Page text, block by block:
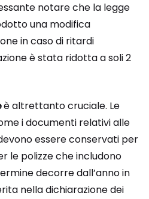
notare che la legge
una modifica
in caso di ritardi
è stata ridotta a soli 2
è altrettanto cruciale. Le
i documenti relativi alle
essere conservati per
le polizze che includono
decorre dall’anno in
nella dichiarazione dei